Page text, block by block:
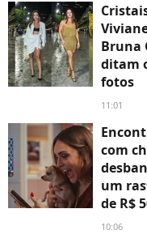
Bruna
ditam
fotos
11:01
com
um
de R$
10:06